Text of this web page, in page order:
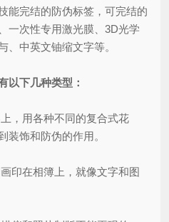
能完结的防伪标签，可完结的
一次性专用激光膜、3D光学
、中英文铀缩文字等。
以下几种类型：
用各种不同的复合式花
装饰和防伪的作用。
在相簿上，就像文字和图